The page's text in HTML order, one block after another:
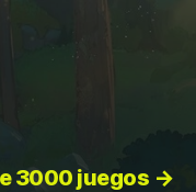
3000 juegos →